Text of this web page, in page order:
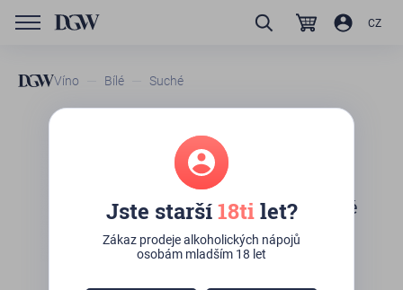
CZ
Víno Bílé Suché
GTIN/EAN 20220002
Bílé víno - Kisi-Mtsvane
2021 - Tavankari - gruzínské
Zboží není skladem
Jste starší18tilet?
Zákaz prodeje alkoholických nápojů
osobám mladším 18 let